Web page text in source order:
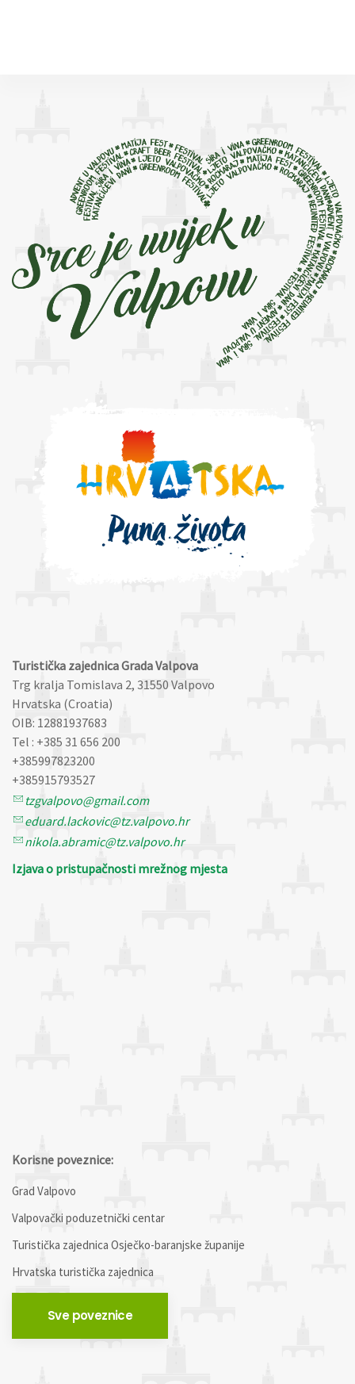
Turistička zajednica Grada Valpova
Trg kralja Tomislava 2, 31550 Valpovo
Hrvatska (Croatia)
OIB: 12881937683
Tel : +385 31 656 200
+385997823200
+385915793527
tzgvalpovo@gmail.com
eduard.lackovic@tz.valpovo.hr
nikola.abramic@tz.valpovo.hr
Izjava o pristupačnosti mrežnog mjesta
Korisne poveznice:
Grad Valpovo
Valpovački poduzetnički centar
Turistička zajednica Osječko-baranjske županije
Hrvatska turistička zajednica
Sve poveznice